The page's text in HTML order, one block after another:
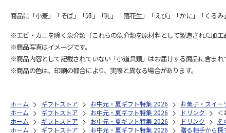
商品に「小麦」「そば」「卵」「乳」「落花生」「えび」「かに」「くる
※エビ・カニを除く魚介類（これらの魚介類を原材料として製造された加
※商品写真はイメージです。
※商品内容として記載されていない「小道具類」はお届けする商品に含まれ
※商品の色は、印刷の都合により、実際と異なる場合があります。
ホーム ギフトストア お中元・夏ギフト特集 2026 お菓子・スイー
ホーム
ギフトストア お中元・夏ギフト特集 2026 ドリンク
＜
ホーム
ギフトストア お中元・夏ギフト特集 2026 ドリンク そ
ホーム
ギフトストア お中元・夏ギフト特集 2026 贈る相手から探